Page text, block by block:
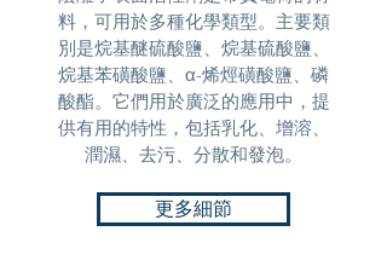
料，可用於多種化學類型。主要類
別是烷基醚硫酸鹽、烷基硫酸鹽、
烷基苯磺酸鹽、α-烯烴磺酸鹽、磷
酸酯。它們用於廣泛的應用中，提
供有用的特性，包括乳化、增溶、
潤濕、去污、分散和發泡。
更多細節